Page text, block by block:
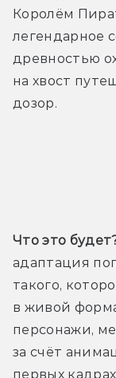
Королём
легендарное
древностью
на хвост
дозор.
Что это
адаптация
такого,
в живой
персонажи,
за счёт
первых